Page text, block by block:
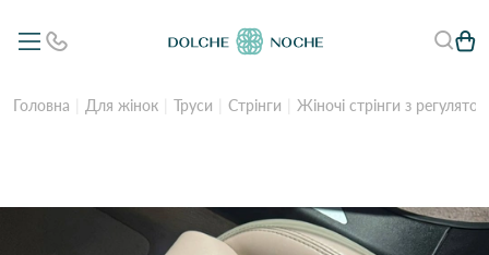
Головна Для жінок Труси Стрінги Жіночі стрінги з